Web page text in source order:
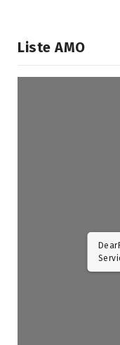
Liste AMO